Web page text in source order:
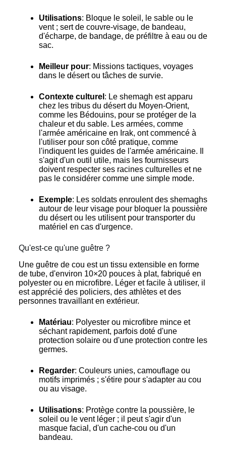
Utilisations: Bloque le soleil, le sable ou le
vent ; sert de couvre-visage, de bandeau,
d'écharpe, de bandage, de préfiltre à eau ou de
sac.
Meilleur pour: Missions tactiques, voyages
dans le désert ou tâches de survie.
Contexte culturel : Le shemagh est apparu
chez les tribus du désert du Moyen-Orient,
comme les Bédouins, pour se protéger de la
chaleur et du sable. Les armées, comme
l'armée américaine en Irak, ont commencé à
l'utiliser pour son côté pratique, comme
l'indiquent les guides de l'armée américaine. Il
s'agit d'un outil utile, mais les fournisseurs
doivent respecter ses racines culturelles et ne
pas le considérer comme une simple mode.
Exemple: Les soldats enroulent des shemaghs
autour de leur visage pour bloquer la poussière
du désert ou les utilisent pour transporter du
matériel en cas d'urgence.
Qu'est-ce qu'une guêtre ?
Une guêtre de cou est un tissu extensible en forme
de tube, d'environ 10×20 pouces à plat, fabriqué en
polyester ou en microfibre. Léger et facile à utiliser, il
est apprécié des policiers, des athlètes et des
personnes travaillant en extérieur.
Matériau: Polyester ou microfibre mince et
séchant rapidement, parfois doté d'une
protection solaire ou d'une protection contre les
germes.
Regarder: Couleurs unies, camouflage ou
motifs imprimés ; s'étire pour s'adapter au cou
ou au visage.
Utilisations: Protège contre la poussière, le
soleil ou le vent léger ; il peut s'agir d'un
masque facial, d'un cache-cou ou d'un
bandeau.